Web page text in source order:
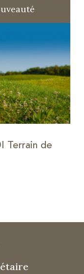
Terrain de